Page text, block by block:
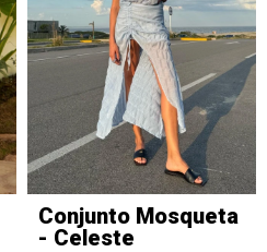
Conjunto Mosqueta
- Celeste